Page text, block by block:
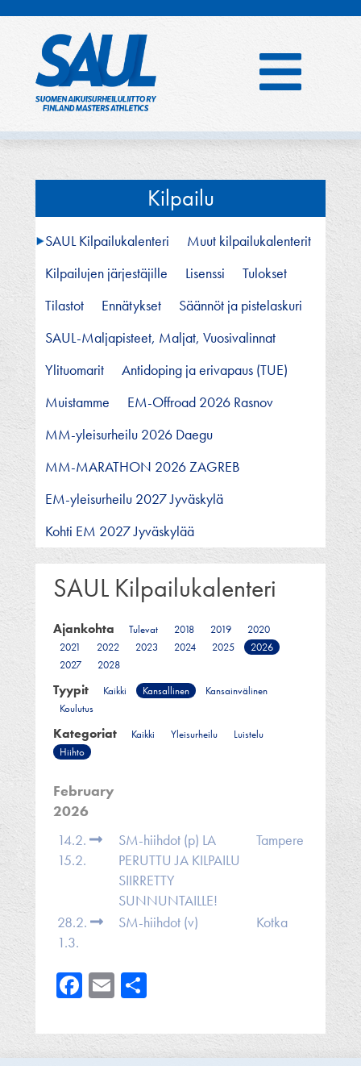
Kilpailu
SAUL Kilpailukalenteri
Muut kilpailukalenterit
Kilpailujen järjestäjille
Lisenssi
Tulokset
Tilastot
Ennätykset
Säännöt ja pistelaskuri
SAUL-Maljapisteet, Maljat, Vuosivalinnat
Ylituomarit
Antidoping ja erivapaus (TUE)
Muistamme
EM-Offroad 2026 Rasnov
MM-yleisurheilu 2026 Daegu
MM-MARATHON 2026 ZAGREB
EM-yleisurheilu 2027 Jyväskylä
Kohti EM 2027 Jyväskylää
SAUL Kilpailukalenteri
Ajankohta Tulevat 2018 2019
2020
2021
2022 2023 2024 2025
2026
2027
2028
Tyypit Kaikki Kansallinen
Kansainvälinen
Koulutus
Kategoriat Kaikki Yleisurheilu
Luistelu
Hiihto
February
2026
14.2.
15.2.
SM-hiihdot (p) LA
PERUTTU JA KILPAILU
SIIRRETTY
SUNNUNTAILLE!
Tampere
28.2.
1.3.
SM-hiihdot (v) Kotka
Facebook
Email